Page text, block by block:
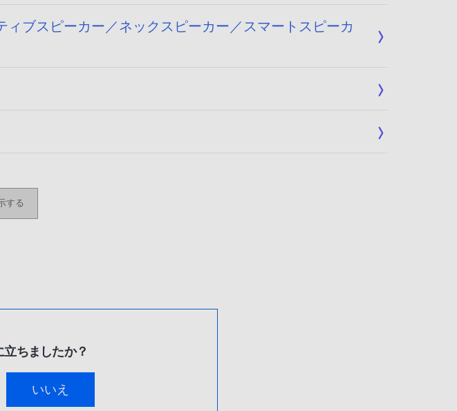
ブスピーカー／ネックスピーカー／スマートスピーカ
する
ちましたか？
いいえ